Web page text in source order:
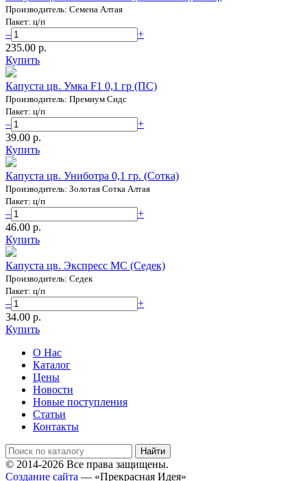
Производитель: Семена Алтая
Пакет: ц/п
–
+
235.00 p.
Купить
Капуста цв. Умка F1 0,1 гр (ПС)
Производитель: Премиум Сидс
Пакет: ц/п
–
+
39.00 p.
Купить
Капуста цв. Униботра 0,1 гр. (Сотка)
Производитель: Золотая Сотка Алтая
Пакет: ц/п
–
+
46.00 p.
Купить
Капуста цв. Экспресс МС (Седек)
Производитель: Седек
Пакет: ц/п
–
+
34.00 p.
Купить
О Нас
Каталог
Цены
Новости
Новые поступления
Статьи
Контакты
© 2014-2026 Все права защищены.
Создание сайта — «Прекрасная Идея»